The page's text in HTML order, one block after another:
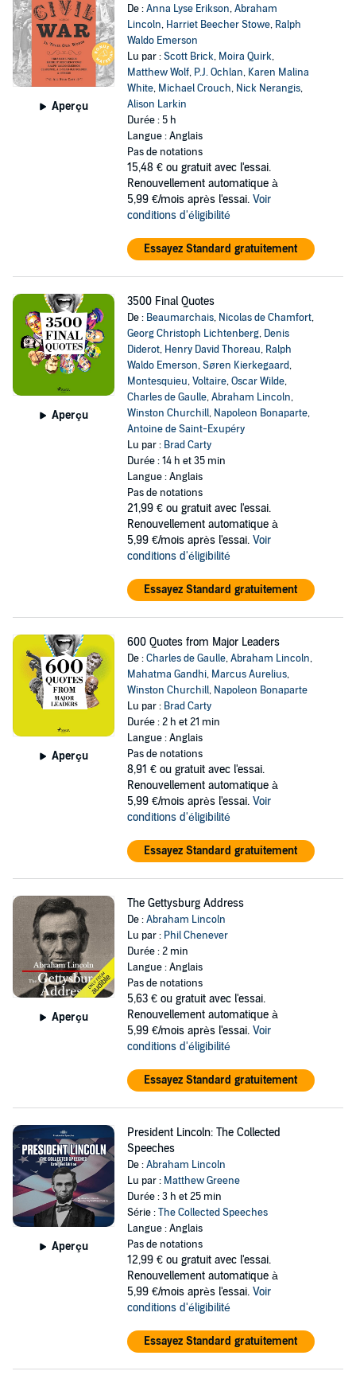
Aperçu
De :Anna Lyse Erikson,Abraham
Lincoln, Harriet Beecher Stowe, Ralph
Waldo Emerson
Lu par :Scott Brick, Moira Quirk,
Matthew Wolf, P.J. Ochlan, Karen Malina
White, Michael Crouch, Nick Nerangis,
Alison Larkin
Durée : 5 h
Langue : Anglais
Pas de notations
15,48 € ou gratuit avec l'essai.
Renouvellement automatique à
5,99 €/mois après l'essai. Voir
conditions d'éligibilité
Essayez Standard gratuitement
Aperçu
3500 Final Quotes
De : Beaumarchais, Nicolas de Chamfort,
Georg Christoph Lichtenberg, Denis
Diderot, Henry David Thoreau, Ralph
Waldo Emerson,Søren Kierkegaard,
Montesquieu,Voltaire,Oscar Wilde,
Charles de Gaulle,Abraham Lincoln,
Winston Churchill, Napoleon Bonaparte,
Antoine de Saint-Exupéry
Lu par : Brad Carty
Durée : 14 h et 35 min
Langue : Anglais
Pas de notations
21,99 € ou gratuit avec l'essai.
Renouvellement automatique à
5,99 €/mois après l'essai. Voir
conditions d'éligibilité
Essayez Standard gratuitement
Aperçu
600 Quotes from Major Leaders
De :Charles de Gaulle,Abraham Lincoln,
Mahatma Gandhi, Marcus Aurelius,
Winston Churchill, Napoleon Bonaparte
Lu par : Brad Carty
Durée : 2 h et 21 min
Langue : Anglais
Pas de notations
8,91 € ou gratuit avec l'essai.
Renouvellement automatique à
5,99 €/mois après l'essai. Voir
conditions d'éligibilité
Essayez Standard gratuitement
Aperçu
The Gettysburg Address
De :Abraham Lincoln
Lu par : Phil Chenever
Durée : 2 min
Langue : Anglais
Pas de notations
5,63 € ou gratuit avec l'essai.
Renouvellement automatique à
5,99 €/mois après l'essai. Voir
conditions d'éligibilité
Essayez Standard gratuitement
Aperçu
President Lincoln: The Collected
Speeches
De :Abraham Lincoln
Lu par : Matthew Greene
Durée : 3 h et 25 min
Série :The Collected Speeches
Langue : Anglais
Pas de notations
12,99 € ou gratuit avec l'essai.
Renouvellement automatique à
5,99 €/mois après l'essai. Voir
conditions d'éligibilité
Essayez Standard gratuitement